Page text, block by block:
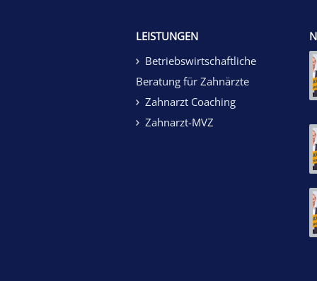
LEISTUNGEN
Betriebswirtschaftliche
Beratung für Zahnärzte
Zahnarzt Coaching
Zahnarzt-MVZ